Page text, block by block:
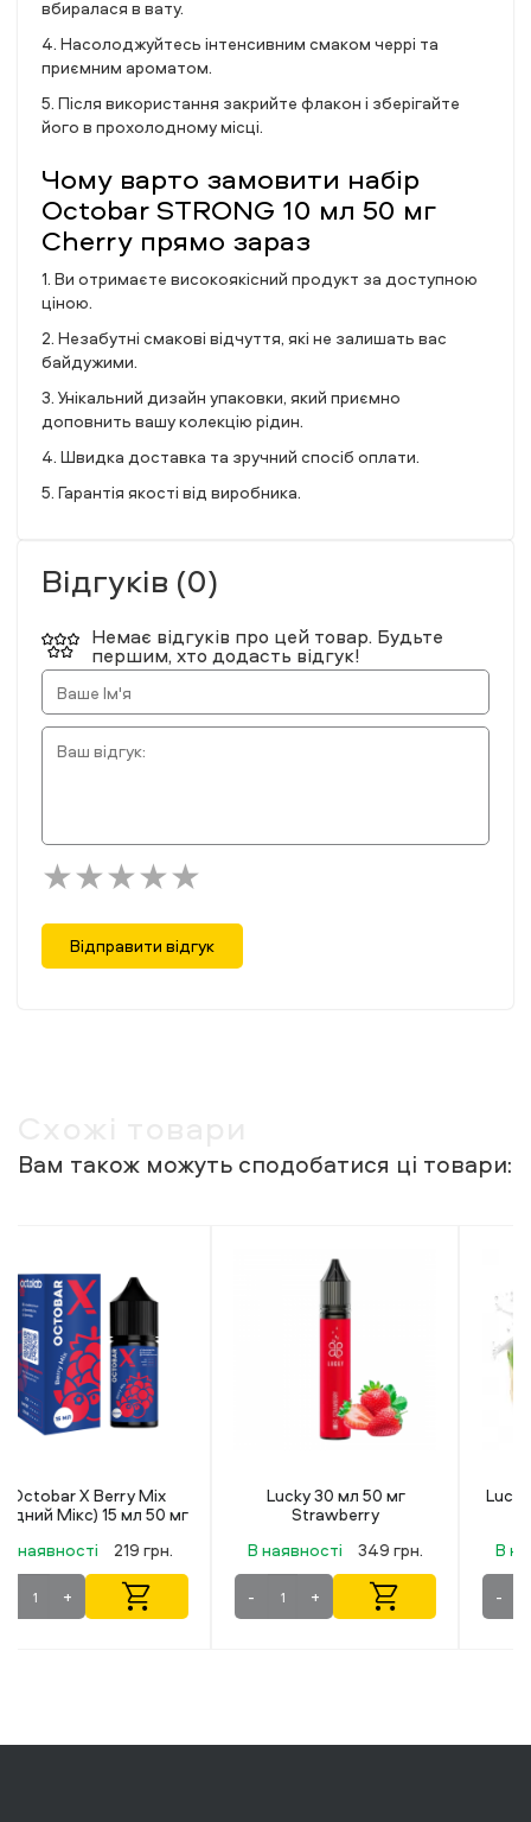
вбиралася в вату.
4. Насолоджуйтесь інтенсивним смаком черрі та
приємним ароматом.
5. Після використання закрийте флакон і зберігайте
його в прохолодному місці.
Чому варто замовити набір
Octobar STRONG 10 мл 50 мг
Cherry прямо зараз
1. Ви отримаєте високоякісний продукт за доступною
ціною.
2. Незабутні смакові відчуття, які не залишать вас
байдужими.
3. Унікальний дизайн упаковки, який приємно
доповнить вашу колекцію рідин.
4. Швидка доставка та зручний спосіб оплати.
5. Гарантія якості від виробника.
Відгуків (0)
Немає відгуків про цей товар. Будьте
першим, хто додасть відгук!
Відправити відгук
Вам також можуть сподобатися ці товари:
Lucky 30 мл 50 мг
Strawberry
В наявності 349 грн.
+
Lucky 30 мл 50 мг Mokko
В наявності 349 грн.
+